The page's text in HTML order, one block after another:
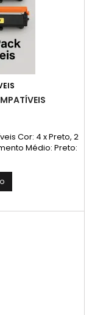
Cor: 4 x Preto, 2
Médio: Preto:
médio
IEC 24711 e
real varia
das páginas